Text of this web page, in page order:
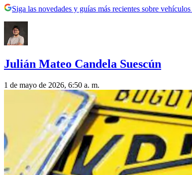
Siga las novedades y guías más recientes sobre
Julián Mateo Candela Suescún
1 de mayo de 2026, 6:50 a. m.